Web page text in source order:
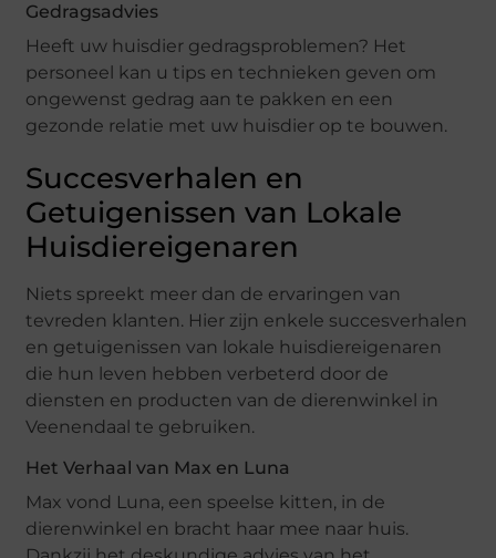
Gedragsadvies
Heeft uw huisdier gedragsproblemen? Het
personeel kan u tips en technieken geven om
ongewenst gedrag aan te pakken en een
gezonde relatie met uw huisdier op te bouwen.
Succesverhalen en
Getuigenissen van Lokale
Huisdiereigenaren
Niets spreekt meer dan de ervaringen van
tevreden klanten. Hier zijn enkele succesverhalen
en getuigenissen van lokale huisdiereigenaren
die hun leven hebben verbeterd door de
diensten en producten van de dierenwinkel in
Veenendaal te gebruiken.
Het Verhaal van Max en Luna
Max vond Luna, een speelse kitten, in de
dierenwinkel en bracht haar mee naar huis.